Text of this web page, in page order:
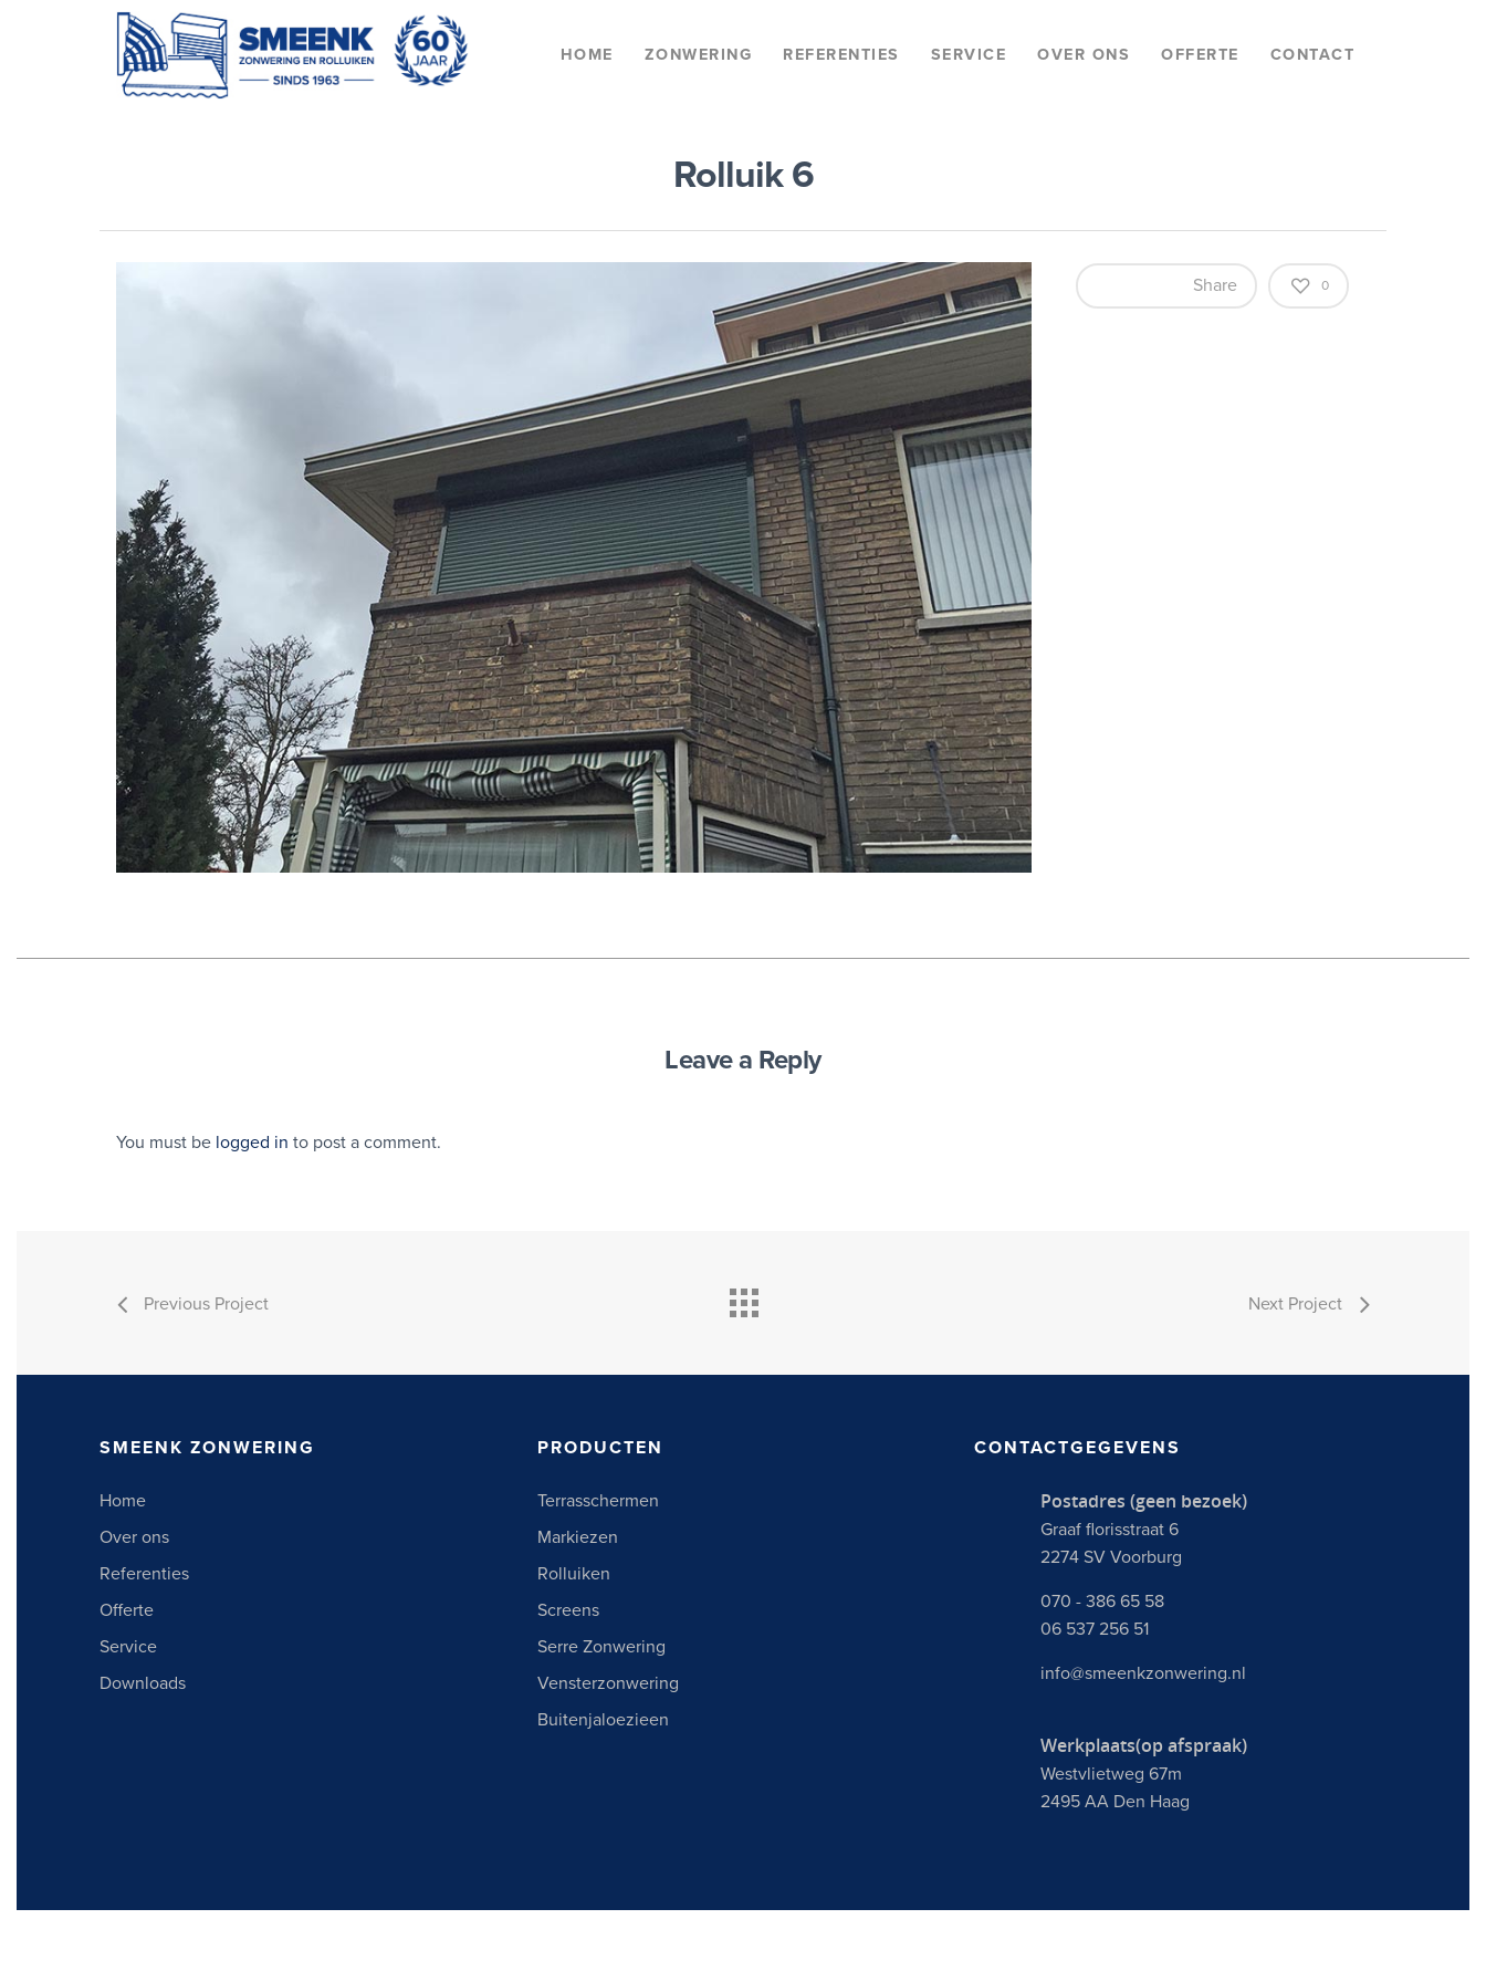
HOME ZONWERING REFERENTIES SERVICE OVER ONS OFFERTE CONTACT
Rolluik 6
Share 0
Leave a Reply
You must be logged in to post a comment.
Previous Project Next Project
SMEENK ZONWERING
Home
Over ons
Referenties
Offerte
Service
Downloads
PRODUCTEN
Terrasschermen
Markiezen
Rolluiken
Screens
Serre Zonwering
Vensterzonwering
Buitenjaloezieen
CONTACTGEGEVENS
Postadres (geen bezoek)
Graaf florisstraat 6
2274 SV Voorburg
070 - 386 65 58
06 537 256 51
info@smeenkzonwering.nl
Werkplaats(op afspraak)
Westvlietweg 67m
2495 AA Den Haag